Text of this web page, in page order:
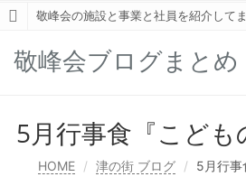
敬峰会の施設と事業と社員を紹介して
敬峰会ブログまとめ
5月行事食『こども
HOME 津の街 ブログ 5月行事